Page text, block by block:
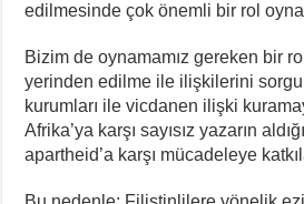
edilmesinde çok önemli bir rol
Bizim de oynamamız gereken bir
yerinden edilme ile ilişkilerini
kurumları ile vicdanen ilişki
Afrika’ya karşı sayısız yazarın
apartheid’a karşı mücadeleye